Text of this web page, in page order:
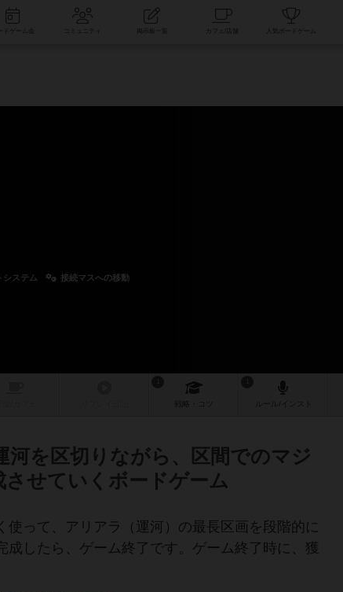
コミュニティ
システム
接続マスへの移動
戦略
を区切りながら、区間でのマジ
せていくボードゲーム
って、アリアラ（運河）の最長区画を段階的に
したら、ゲーム終了です。ゲーム終了時に、獲